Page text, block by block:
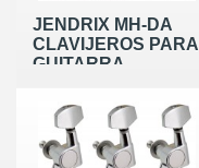
JENDRIX MH-DA
CLAVIJEROS PARA
GUITARRA